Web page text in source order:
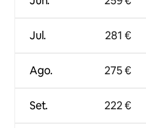
Jul.
Ago.
Set.
281 €
275 €
222 €